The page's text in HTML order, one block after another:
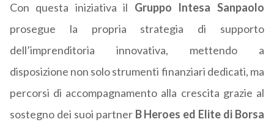
Con questa iniziativa il Gruppo Intesa Sanpaolo
prosegue la propria strategia di supporto
dell’imprenditoria innovativa, mettendo a
disposizione non solo strumenti finanziari dedicati, ma
percorsi di accompagnamento alla crescita grazie al
sostegno dei suoi partner B Heroes ed Elite di Borsa